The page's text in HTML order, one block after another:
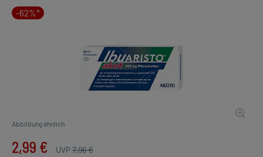
-62%*
Abbildung ähnlich
2,99 € UVP7,96 €